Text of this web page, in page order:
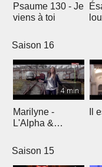
Psaume 130 - Je
viens à toi
Saison 16
4 min
Marilyne -
L'Alpha &
Il
Saison 15